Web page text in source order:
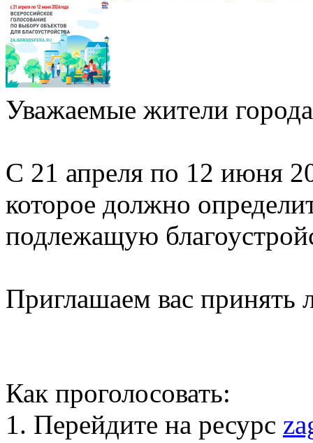
Уважаемые жители
С 21 апреля по 12 июня
которое должно
подлежащую
Приглашаем вас принять
Как проголосовать:
1. Перейдите на ресурс